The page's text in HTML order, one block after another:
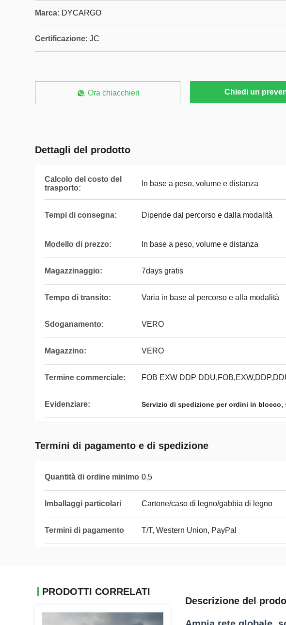
Marca: DYCARGO
Certificazione: JC
Ora chiacchieri Chiedi un
Dettagli del prodotto
Calcolo del costo del
trasporto:
In base a peso, volume e distanza
Tempi di consegna: Dipende dal percorso e dalla modalità
Modello di prezzo: In base a peso, volume e distanza
Magazzinaggio: 7days gratis
Tempo di transito: Varia in base al percorso e alla modalità
Sdoganamento: VERO
Magazzino: VERO
Termine commerciale: FOB EXW DDP
Evidenziare: Servizio di spedizione per ordini in blocco,
Termini di pagamento e di spedizione
Quantità di ordine minimo 0,5
Imballaggi particolari Cartone/caso di legno/gabbia di legno
Termini di pagamento T/T, Western Union, PayPal
PRODOTTI CORRELATI
Descrizione del